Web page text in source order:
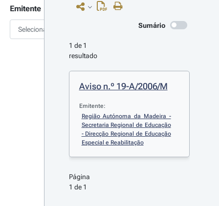
Emitente
Selecionar Sumário
1 de 1
resultado
Aviso n.º 19-A/2006/M
Emitente:
Região Autónoma da Madeira -
Secretaria Regional de Educação
- Direcção Regional de Educação
Especial e Reabilitação
Página
1 de 1